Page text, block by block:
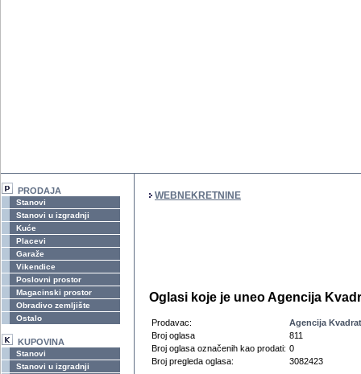
PRODAJA
Stanovi
Stanovi u izgradnji
Kuće
Placevi
Garaže
Vikendice
Poslovni prostor
Magacinski prostor
Obradivo zemljište
Ostalo
KUPOVINA
Stanovi
Stanovi u izgradnji
WEBNEKRETNINE
Oglasi koje je uneo Agencija
Prodavac:
Agencija Kvadrat
Broj oglasa
811
Broj oglasa označenih kao prodati: 0
Broj pregleda oglasa:
3082423